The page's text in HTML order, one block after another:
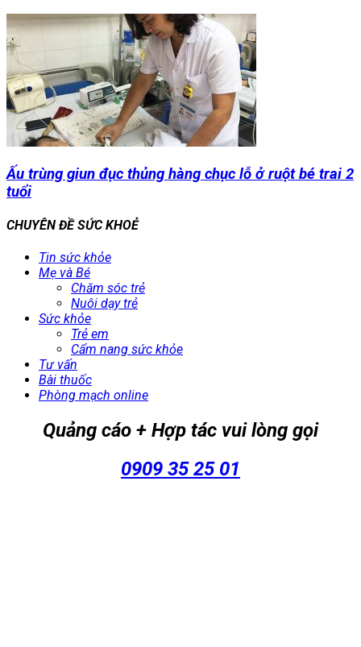
Ấu trùng giun đục thủng hàng chục lỗ ở ruột bé trai 2
tuổi
CHUYÊN ĐỀ SỨC KHOẺ
Tin sức khỏe
Mẹ và Bé
Chăm sóc trẻ
Nuôi dạy trẻ
Sức khỏe
Trẻ em
Cẩm nang sức khỏe
Tư vấn
Bài thuốc
Phòng mạch online
Quảng cáo + Hợp tác vui lòng gọi
0909 35 25 01